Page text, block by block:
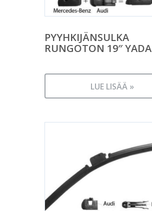
PYYHKIJÄNSULKA
RUNGOTON 19″ YADA
LUE LISÄÄ »